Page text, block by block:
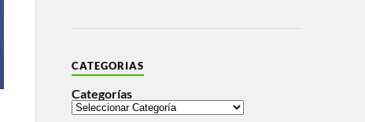
CATEGORIAS
Categorías